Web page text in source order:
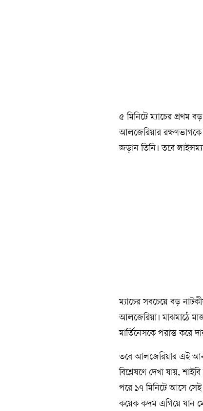
৫ মিনিটে ম্যাচের প্রথম
আলজেরিয়ার
জড়ান তিনি। তবে
ম্যাচের সবচেয়ে বড়
আলজেরিয়া। মাঝমাঠে
মার্তিনেসকে পরাস্ত করে
তবে আলজেরিয়ার এই আনন্দ
বিশ্লেষণে দেখা যায়,
পরে ১৭ মিনিটে আসে সেই
কয়েক কদম এগিয়ে যান